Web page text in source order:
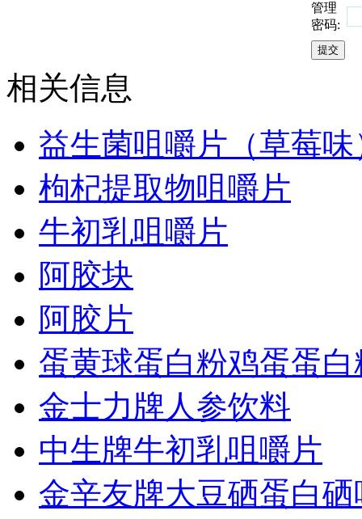
管理
密码:
相关信息
益生菌咀嚼片（草莓味
枸杞提取物咀嚼片
牛初乳咀嚼片
阿胶块
阿胶片
蛋黄球蛋白粉鸡蛋蛋白
金士力牌人参饮料
中生牌牛初乳咀嚼片
金辛友牌大豆硒蛋白